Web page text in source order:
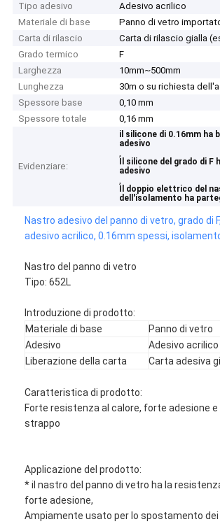
Tipo adesivo
Adesivo acrilico
Materiale di base
Panno di vetro
Carta di rilascio
Carta di rilascio gialla
Grado termico
F
Larghezza
10mm~500mm
Lunghezza
30m o su richiesta
Spessore base
0,10 mm
Spessore totale
0,16 mm
Evidenziare:
il silicone di 0.16mm ha
adesivo
,
Il silicone del grado di
adesivo
,
Il doppio elettrico del
dell'isolamento ha
Nastro adesivo del panno di vetro, grado di
adesivo acrilico, 0.16mm spessi,
Nastro del panno di vetro
Tipo: 652L
Introduzione di prodotto:
Materiale di base
Panno di vetro
Adesivo
Adesivo acrilico
Liberazione della carta
Carta adesiva
Caratteristica di prodotto:
Forte resistenza al calore, forte adesione
strappo
Applicazione del prodotto:
* il nastro del panno di vetro ha la
forte adesione,
Ampiamente usato per lo spostamento dei